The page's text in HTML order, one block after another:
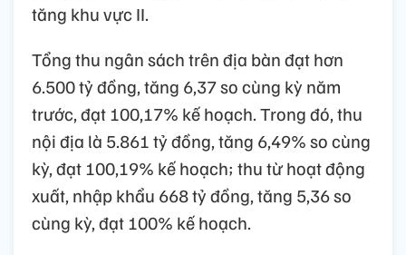
tăng khu vực II.
Tổng thu ngân sách trên địa bàn đạt hơn
6.500 tỷ đồng, tăng 6,37 so cùng kỳ năm
trước, đạt 100,17% kế hoạch. Trong đó, thu
nội địa là 5.861 tỷ đồng, tăng 6,49% so cùng
kỳ, đạt 100,19% kế hoạch; thu từ hoạt động
xuất, nhập khẩu 668 tỷ đồng, tăng 5,36 so
cùng kỳ, đạt 100% kế hoạch.